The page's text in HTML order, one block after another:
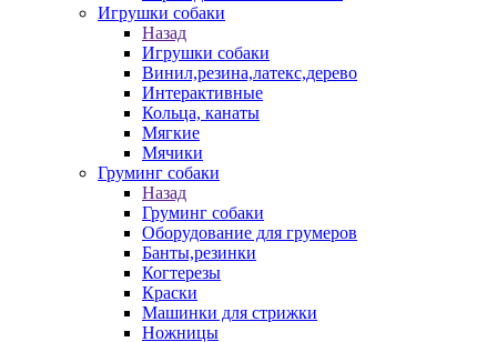
Игрушки собаки
Назад
Игрушки собаки
Винил,резина,латекс,дерево
Интерактивные
Кольца, канаты
Мягкие
Мячики
Груминг собаки
Назад
Груминг собаки
Оборудование для грумеров
Банты,резинки
Когтерезы
Краски
Машинки для стрижки
Ножницы